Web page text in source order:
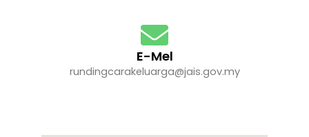
E-Mel
rundingcarakeluarga@jais.gov.my